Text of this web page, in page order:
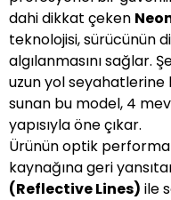
dahi dikkat çeken
teknolojisi, sürücünün
algılanmasını sağlar.
uzun yol seyahatlerine
sunan bu model, 4
yapısıyla öne çıkar.
Ürünün optik
kaynağına geri
(Reflective Lines) ile